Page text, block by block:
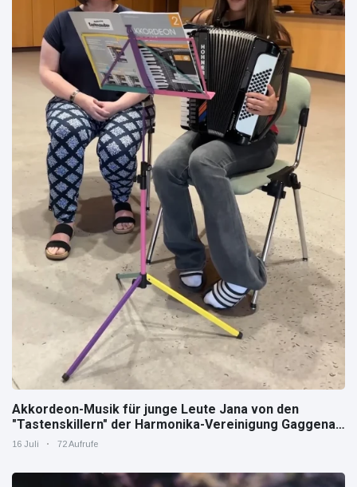
Akkordeon-Musik für junge Leute Jana von den
"Tastenskillern" der Harmonika-Vereinigung Gaggenau
zeigt, wie "jung" das Instrument sein kann.
16 Juli 72 Aufrufe